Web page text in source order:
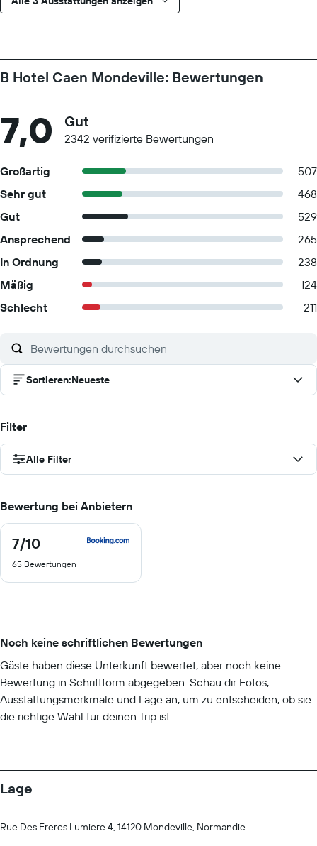
B Hotel Caen Mondeville: Bewertungen
7,0 Gut
2342 verifizierte Bewertungen
Großartig
507
Sehr gut
468
Gut
529
Ansprechend
265
In Ordnung
238
Mäßig
124
Schlecht
211
Sortieren:Neueste
Filter
Alle Filter
Bewertung bei Anbietern
7/10
7
von
10
65 Bewertungen
Noch keine schriftlichen Bewertungen
Gäste haben diese Unterkunft bewertet, aber noch keine
Bewertung in Schriftform abgegeben. Schau dir Fotos,
Ausstattungsmerkmale und Lage an, um zu entscheiden, ob sie
die richtige Wahl für deinen Trip ist.
Lage
Rue Des Freres Lumiere 4, 14120 Mondeville, Normandie